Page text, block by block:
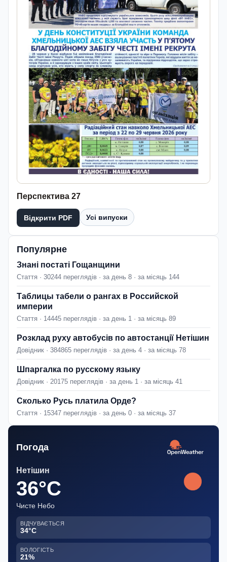
Перспектива 27
Відкрити PDF Усі випуски
Популярне
Знані постаті Гощанщини
Стаття · 30244 переглядів · за день 8 · за місяць 144
Таблицы табели о рангах в Российской
империи
Стаття · 14445 переглядів · за день 1 · за місяць 89
Розклад руху автобусів по автостанції Нетішин
Довідник · 384865 переглядів · за день 4 · за місяць 78
Шпаргалка по русскому языку
Довідник · 20175 переглядів · за день 1 · за місяць 41
Сколько Русь платила Орде?
Стаття · 15347 переглядів · за день 0 · за місяць 37
Погода
Нетішин
36°C
Чисте Небо
ВІДЧУВАЄТЬСЯ
34°C
ВОЛОГІСТЬ
21%